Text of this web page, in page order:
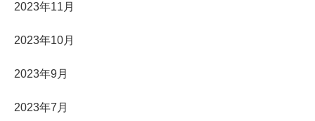
2023年11月
2023年10月
2023年9月
2023年7月